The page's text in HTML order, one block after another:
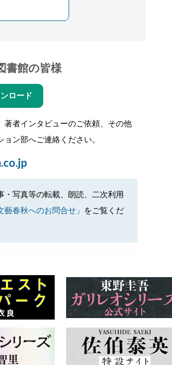
書館の皆様
ロード
著者インタビューのご依頼、その他
ン部へご連絡ください。
写真等の転載、朗読、二次利用
藝春秋へのお問合せ」
をご覧くだ